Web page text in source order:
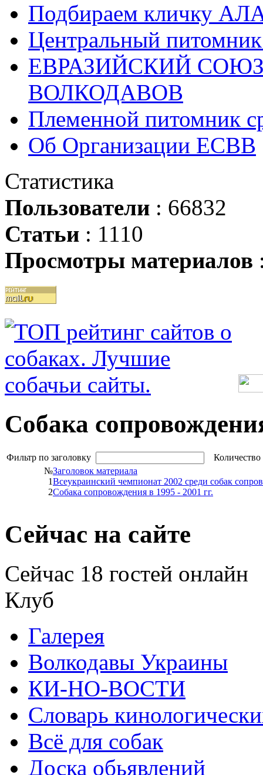
Подбираем кличку
Центральный
ЕВРАЗИЙСКИЙ
ВОЛКОДАВОВ
Племенной питомник
Об Организации ЕСВВ
Статистика
Пользователи : 66832
Статьи : 1110
Просмотры материалов
Собака
Фильтр по заголовку
№Заголовок материала
1Всеукраинский чемпионат 2002 среди собак
2Собака сопровождения в 1995 - 2001 гг.
Сейчас на сайте
Сейчас 18 гостей онлайн
Клуб
Галерея
Волкодавы Украины
КИ-НО-ВОСТИ
Словарь
Всё для собак
Доска обьявлений